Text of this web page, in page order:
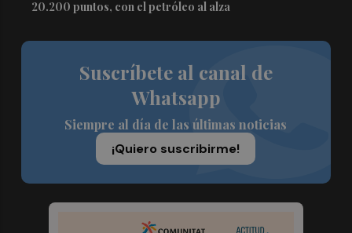
20.200 puntos, con el petróleo al alza
Suscríbete al canal de
Whatsapp
Siempre al día de las últimas noticias
¡Quiero suscribirme!